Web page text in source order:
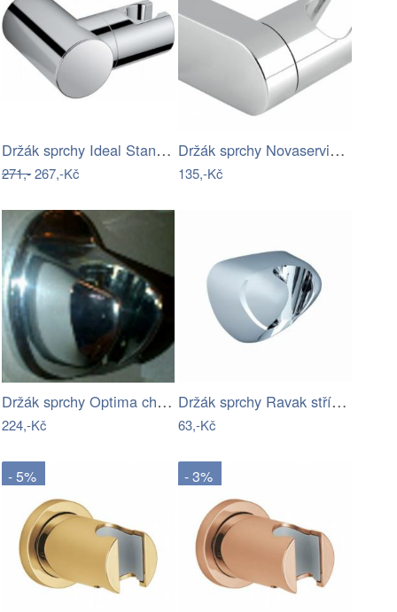
Držák sprchy Ideal Standard Idealrain…
271,-267,-Kč
Držák sprchy Novaservis otočný chrom D…
135,-Kč
Držák sprchy Optima chrom NDDU23225
224,-Kč
Držák sprchy Ravak stříbrná X07P010
63,-Kč
- 5% - 3%